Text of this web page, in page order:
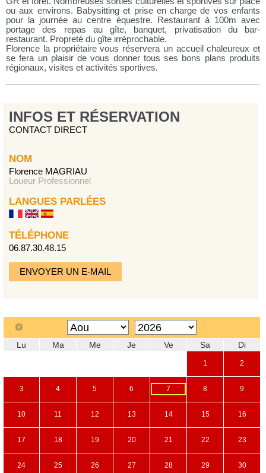
ou aux environs. Babysitting et prise en charge de vos enfants
pour la journée au centre équestre. Restaurant à 100m avec
portage des repas au gîte, banquet, privatisation du bar-
restaurant. Propreté du gîte irréprochable.
Florence la propriétaire vous réservera un accueil chaleureux et
se fera un plaisir de vous donner tous ses bons plans produits
régionaux, visites et activités sportives.
INFOS ET RÉSERVATION
CONTACT DIRECT
NOM
Florence MAGRIAU
Loueur Professionnel
LANGUES PARLÉES
TÉLÉPHONE
06.87.30.48.15
ENVOYER UN E-MAIL
Lu Ma Me Je Ve Sa Di
1 2
3 4 5 6 7 8 9
10 11 12 13 14 15 16
17 18 19 20 21 22 23
24 25 26 27 28 29 30